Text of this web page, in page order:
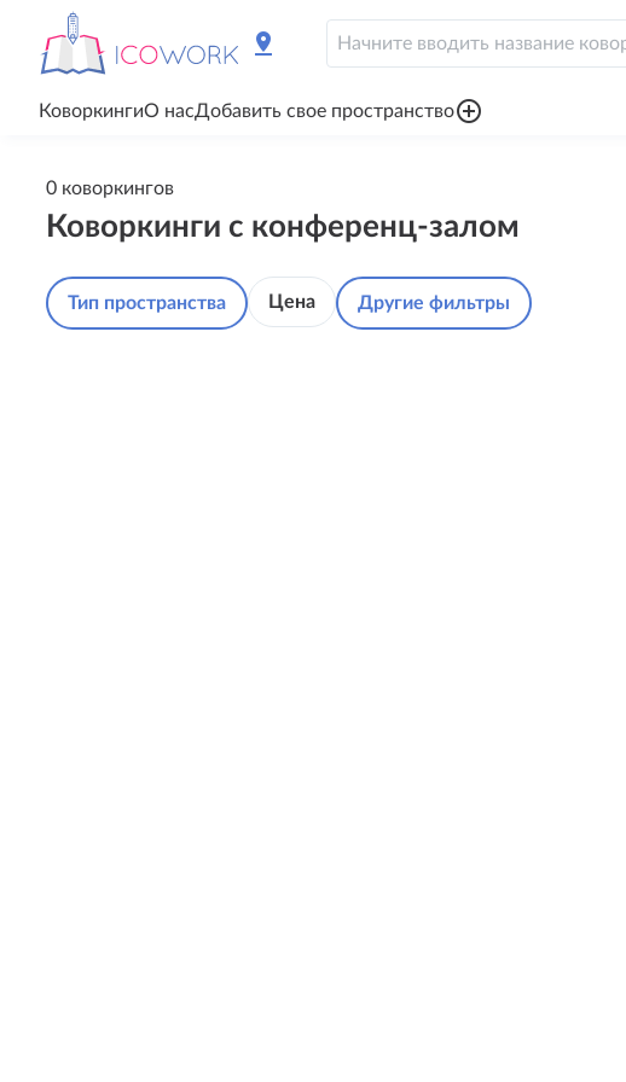
pin_drop
КоворкингиО насДобавить свое пространствоadd_circle_outline
0 коворкингов
Коворкинги с конференц-залом
Тип пространства Цена Другие фильтры